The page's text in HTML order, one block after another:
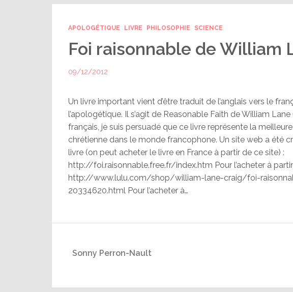
APOLOGÉTIQUE LIVRE PHILOSOPHIE SCIENCE
Foi raisonnable de William
09/12/2012
Un livre important vient d’être traduit de l’anglais vers le
l’apologétique. Il s’agit de Reasonable Faith de William
français, je suis persuadé que ce livre représente la
chrétienne dans le monde francophone. Un site web a été
livre (on peut acheter le livre en France à partir de ce site) :
http://foi.raisonnable.free.fr/index.htm Pour l’acheter à
http://www.lulu.com/shop/william-lane-craig/foi-
20334620.html Pour l’acheter à…
Sonny Perron-Nault